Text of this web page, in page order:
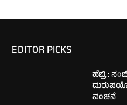
EDITOR PICKS
ಹೆಬ್ರಿ :
ವಂಚನೆ